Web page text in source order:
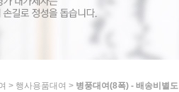
> 행사용품대여 > 병풍대여(8폭) - 배송비별도